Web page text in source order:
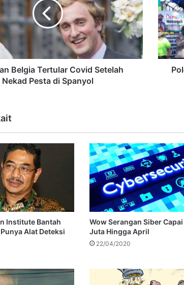
Belgia Tertular Covid Setelah
Nekad Pesta di Spanyol
Institute Bantah
Alat Deteksi
Wow Serangan Siber
Juta Hingga April
22/04/2020